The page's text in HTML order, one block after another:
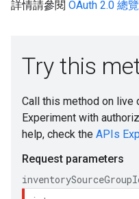
詳情請參閱 OAuth 2.0 總覽